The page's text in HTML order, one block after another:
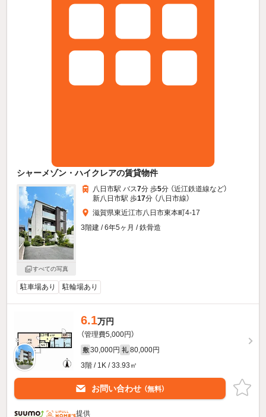
シャーメゾン・ハイクレアの賃貸物件
すべての写真
八日市駅 バス7分 歩5分 （近江鉄道線など）
新八日市駅 歩17分 （八日市線）
滋賀県東近江市八日市東本町4-17
3階建 / 6年5ヶ月 / 鉄骨造
駐車場あり 駐輪場あり
6.1万円
（管理費5,000円）
敷 30,000円 礼 80,000円
3階 / 1K / 33.93㎡
お問い合わせ （無料）
提供